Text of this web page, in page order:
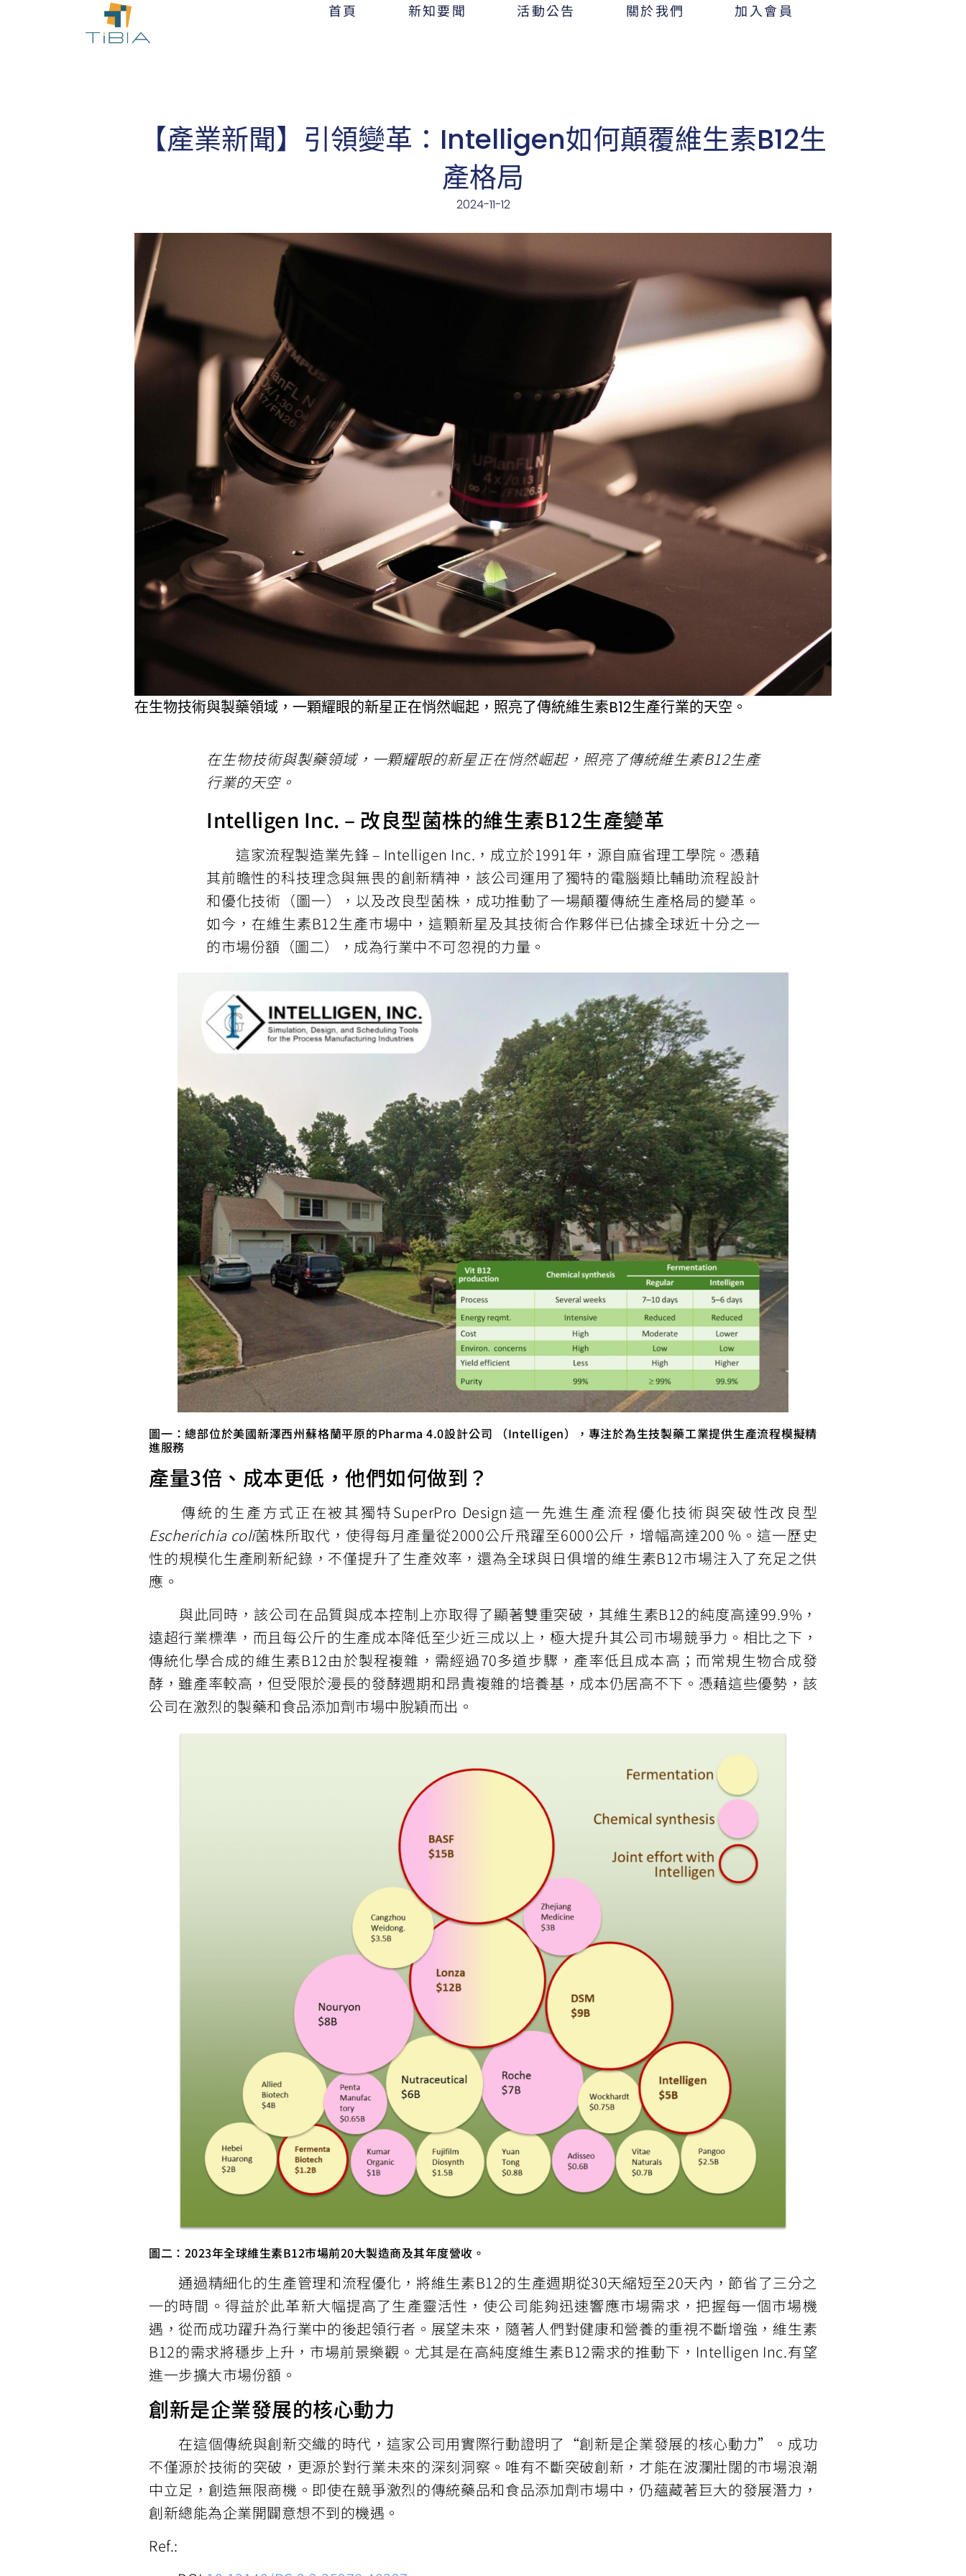
首頁 新知要聞 活動公告 關於我們 加入會員
【產業新聞】引領變革：Intelligen如何顛覆維生素B12生
產格局
2024-11-12
在生物技術與製藥領域，一顆耀眼的新星正在悄然崛起，照亮了傳統維生素B12生產行業的天空。
在生物技術與製藥領域，一顆耀眼的新星正在悄然崛起，照亮了傳統維生素B12生產
行業的天空。
Intelligen Inc. – 改良型菌株的維生素B12生產變革
這家流程製造業先鋒 – Intelligen Inc.，成立於1991年，源自麻省理工學院。憑藉
其前瞻性的科技理念與無畏的創新精神，該公司運用了獨特的電腦類比輔助流程設計
和優化技術（圖一），以及改良型菌株，成功推動了一場顛覆傳統生產格局的變革。
如今，在維生素B12生產市場中，這顆新星及其技術合作夥伴已佔據全球近十分之一
的市場份額（圖二），成為行業中不可忽視的力量。
圖一：總部位於美國新澤西州蘇格蘭平原的Pharma 4.0設計公司 （Intelligen），專注於為生技製藥工業提供生產流程模擬精
進服務
產量3倍、成本更低，他們如何做到？
傳統的生產方式正在被其獨特SuperPro Design這一先進生產流程優化技術與突破性改良型
Escherichia coli菌株所取代，使得每月產量從2000公斤飛躍至6000公斤，增幅高達200 %。這一歷史
性的規模化生產刷新紀錄，不僅提升了生產效率，還為全球與日俱增的維生素B12市場注入了充足之供
應。
與此同時，該公司在品質與成本控制上亦取得了顯著雙重突破，其維生素B12的純度高達99.9%，
遠超行業標準，而且每公斤的生產成本降低至少近三成以上，極大提升其公司市場競爭力。相比之下，
傳統化學合成的維生素B12由於製程複雜，需經過70多道步驟，產率低且成本高；而常規生物合成發
酵，雖產率較高，但受限於漫長的發酵週期和昂貴複雜的培養基，成本仍居高不下。憑藉這些優勢，該
公司在激烈的製藥和食品添加劑市場中脫穎而出。
圖二：2023年全球維生素B12市場前20大製造商及其年度營收。
通過精細化的生產管理和流程優化，將維生素B12的生產週期從30天縮短至20天內，節省了三分之
一的時間。得益於此革新大幅提高了生產靈活性，使公司能夠迅速響應市場需求，把握每一個市場機
遇，從而成功躍升為行業中的後起領行者。展望未來，隨著人們對健康和營養的重視不斷增強，維生素
B12的需求將穩步上升，市場前景樂觀。尤其是在高純度維生素B12需求的推動下，Intelligen Inc.有望
進一步擴大市場份額。
創新是企業發展的核心動力
在這個傳統與創新交織的時代，這家公司用實際行動證明了“創新是企業發展的核心動力”。成功
不僅源於技術的突破，更源於對行業未來的深刻洞察。唯有不斷突破創新，才能在波瀾壯闊的市場浪潮
中立足，創造無限商機。即使在競爭激烈的傳統藥品和食品添加劑市場中，仍蘊藏著巨大的發展潛力，
創新總能為企業開闢意想不到的機遇。
Ref.: